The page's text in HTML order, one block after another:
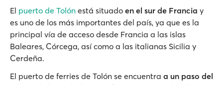
El puerto de Tolón está situado en el sur de Francia y
es uno de los más importantes del país, ya que es la
principal vía de acceso desde Francia a las islas
Baleares, Córcega, así como a las italianas Sicilia y
Cerdeña.
El puerto de ferries de Tolón se encuentra a un paso del